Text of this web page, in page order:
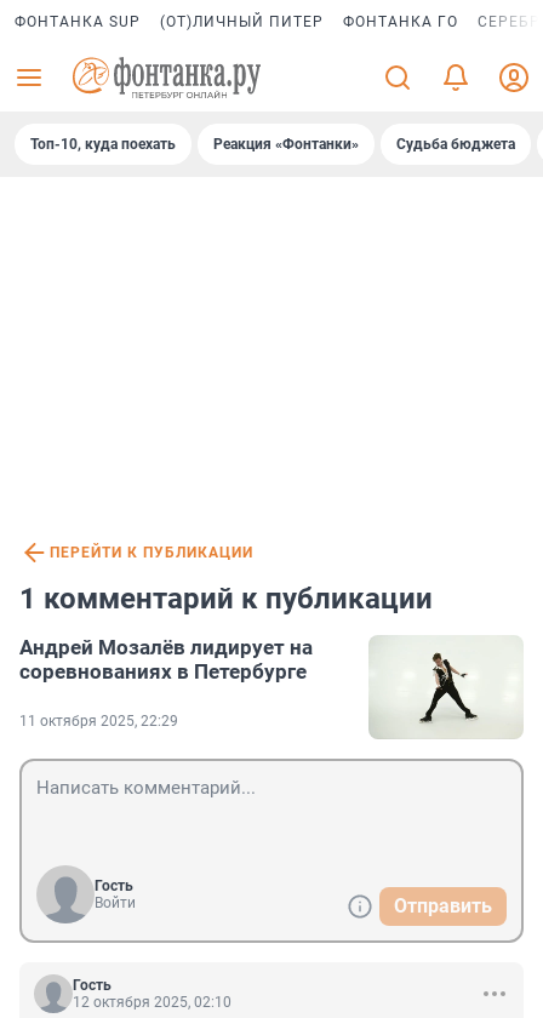
ФОНТАНКА SUP (ОТ)ЛИЧНЫЙ ПИТЕР ФОНТАНКА ГО
Топ-10, куда поехать Реакция «Фонтанки» Судьба бюджета
ПЕРЕЙТИ К ПУБЛИКАЦИИ
1 комментарий к публикации
Андрей Мозалёв лидирует на
соревнованиях в Петербурге
11 октября 2025, 22:29
Гость
Войти
Отправить
Гость
12 октября 2025, 02:10